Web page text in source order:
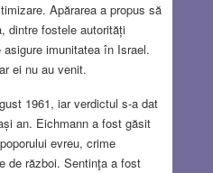
Apărarea a propus să
dintre fostele autorități
imunitatea în Israel.
ei nu au venit.
1961, iar verdictul s-a dat
an. Eichmann a fost găsit
evreu, crime
de război. Sentinţa a fost